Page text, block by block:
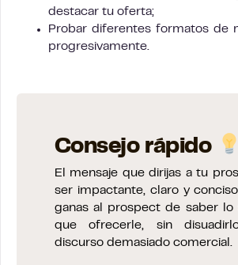
destacar tu oferta;
Probar diferentes formatos de
progresivamente.
Consejo rápido
El mensaje que dirijas a tu
ser impactante, claro y
ganas al prospect de saber lo
que ofrecerle, sin
discurso demasiado comercial.